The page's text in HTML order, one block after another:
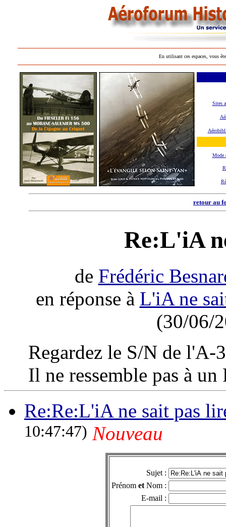
En utilisant ces espaces, vous
Sites
Mode
retour au
Re:L'iA
de Frédéric
en réponse à L'iA ne
(30/06/
Regardez le S/N de l'A-
Il ne ressemble pas à
Re:Re:L'iA ne sait pas
10:47:47) Nouveau
Sujet :
Prénom et Nom :
E-mail :